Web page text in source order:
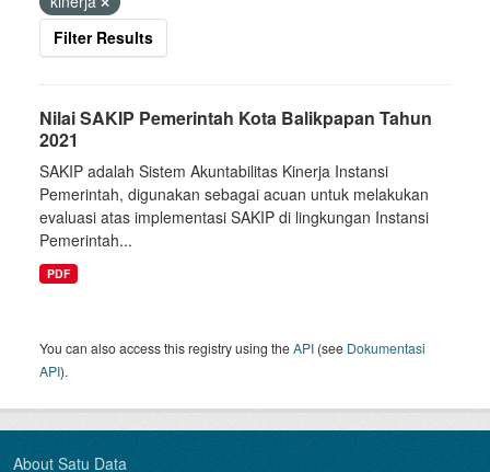
Filter Results
Nilai SAKIP Pemerintah Kota Balikpapan Tahun
2021
SAKIP adalah Sistem Akuntabilitas Kinerja Instansi
Pemerintah, digunakan sebagai acuan untuk melakukan
evaluasi atas implementasi SAKIP di lingkungan Instansi
Pemerintah...
PDF
You can also access this registry using theAPI (see Dokumentasi
API).
About Satu Data